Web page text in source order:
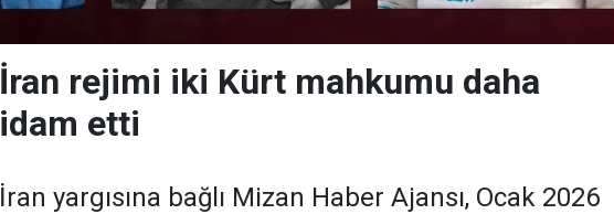
İran rejimi iki Kürt mahkumu daha
idam etti
İran yargısına bağlı Mizan Haber Ajansı, Ocak 2026